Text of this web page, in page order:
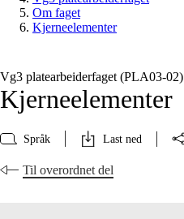
Om faget
Kjerneelementer
Vg3 platearbeiderfaget (PLA03‑02)
Kjerneelementer
Språk Last ned
Til overordnet del